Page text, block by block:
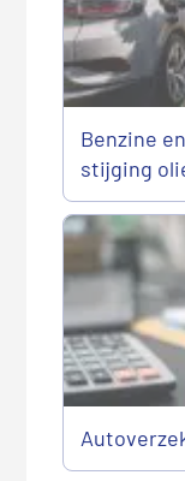
Benzine
stijging